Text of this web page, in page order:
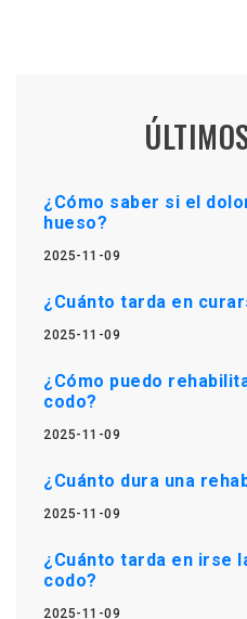
¿Cómo saber si el
hueso?
2025-11-09
¿Cuánto tarda en
2025-11-09
¿Cómo puedo
codo?
2025-11-09
¿Cuánto dura una
2025-11-09
¿Cuánto tarda en irse
codo?
2025-11-09